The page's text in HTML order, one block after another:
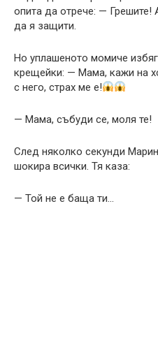
опита да отрече: — Грешите!
да я защити.
Но уплашеното момиче
крещейки: — Мама, кажи на
с него, страх ме е!
— Мама, събуди се, моля те!
След няколко секунди
шокира всички. Тя каза:
— Той не е баща ти…